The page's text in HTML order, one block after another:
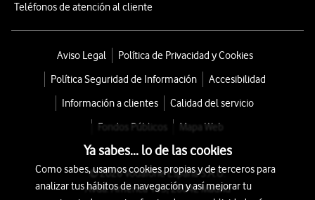
Teléfonos de atención al cliente
Aviso Legal
Política de Privacidad y Cookies
Política Seguridad de Información
Accesibilidad
Información a clientes
Calidad del servicio
Fondos Públicos
Mapa Web
© 2026 Vodafone España S.A.U.
Avda. América 115, 28042 Madrid
Ya sabes... lo de las cookies
Como sabes, usamos cookies propias y de terceros para
analizar tus hábitos de navegación y así mejorar tu